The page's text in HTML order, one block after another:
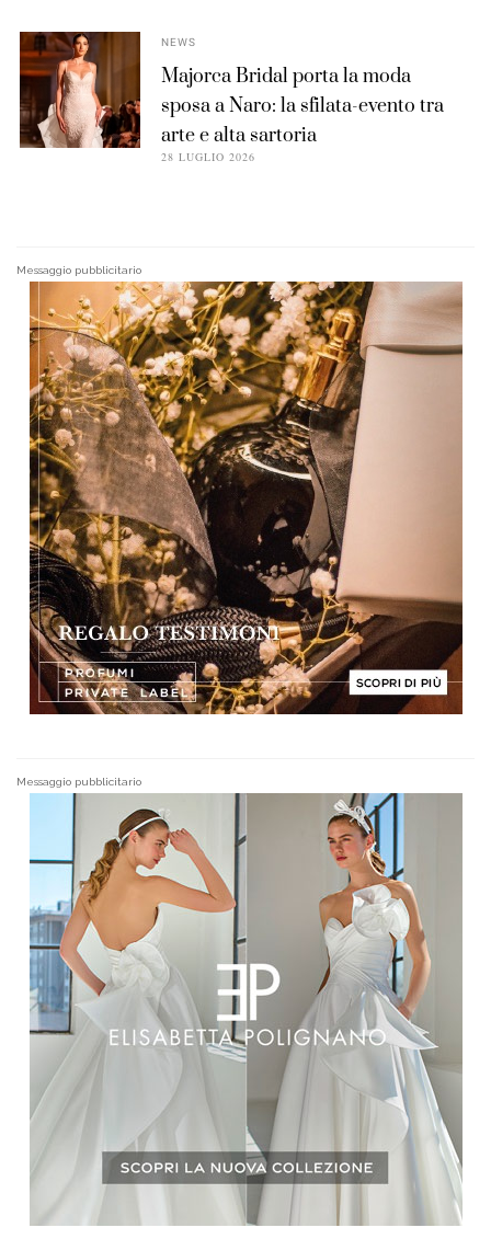
NEWS
Majorca Bridal porta la moda
sposa a Naro: la sfilata-evento tra
arte e alta sartoria
28 LUGLIO 2026
Messaggio pubblicitario
Messaggio pubblicitario